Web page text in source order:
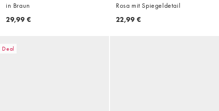
in Braun
29,99 €
Rosa mit Spiegeldetail
22,99 €
Deal